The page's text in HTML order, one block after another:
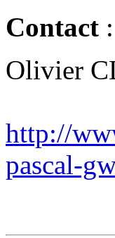
Contact
Olivier
http://
pascal-